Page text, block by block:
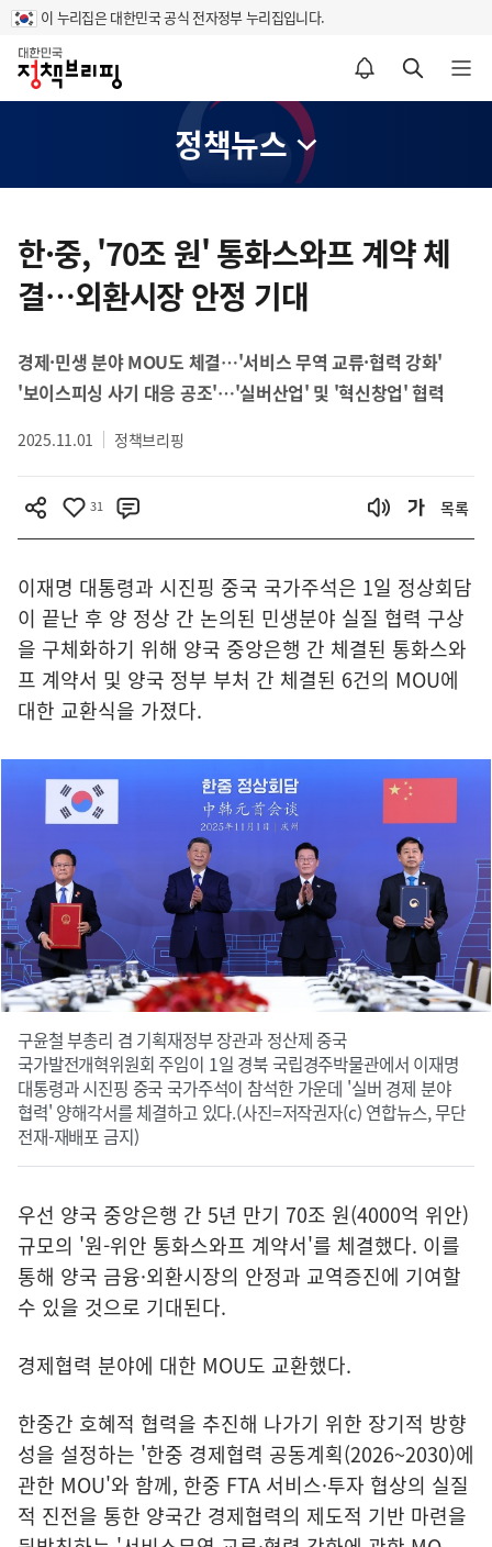
이 누리집은 대한민국 공식 전자정부 누리집입니다.
홈
알림설정 바로가기 검색 바로가기 메뉴 열기
정책뉴스
텐
츠
영
한·중, '70조 원' 통화스와프 계약 체
결…외환시장 안정 기대
경제·민생 분야 MOU도 체결…'서비스 무역 교류·협력 강화'
'보이스피싱 사기 대응 공조'…'실버산업' 및 '혁신창업' 협력
2025.11.01 정책브리핑
31 목록
이재명 대통령과 시진핑 중국 국가주석은 1일 정상회담
이 끝난 후 양 정상 간 논의된 민생분야 실질 협력 구상
을 구체화하기 위해 양국 중앙은행 간 체결된 통화스와
프 계약서 및 양국 정부 부처 간 체결된 6건의 MOU에
대한 교환식을 가졌다.
구윤철 부총리 겸 기획재정부 장관과 정산제 중국
국가발전개혁위원회 주임이 1일 경북 국립경주박물관에서 이재명
대통령과 시진핑 중국 국가주석이 참석한 가운데 '실버 경제 분야
협력' 양해각서를 체결하고 있다.(사진=저작권자(c) 연합뉴스, 무단
전재-재배포 금지)
우선 양국 중앙은행 간 5년 만기 70조 원(4000억 위안)
규모의 '원-위안 통화스와프 계약서'를 체결했다. 이를
통해 양국 금융·외환시장의 안정과 교역증진에 기여할
수 있을 것으로 기대된다.
경제협력 분야에 대한 MOU도 교환했다.
한중간 호혜적 협력을 추진해 나가기 위한 장기적 방향
성을 설정하는 '한중 경제협력 공동계획(2026~2030)에
관한 MOU'와 함께, 한중 FTA 서비스·투자 협상의 실질
적 진전을 통한 양국간 경제협력의 제도적 기반 마련을